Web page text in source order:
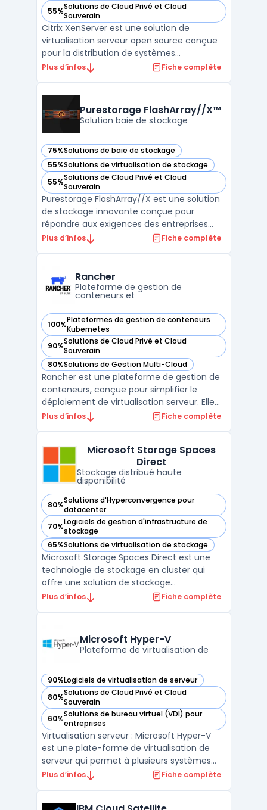
55%Solutions de Cloud Privé et Cloud
Souverain
— voir Citrix XenServer dans cette catégorie
Citrix XenServer est une solution de
virtualisation serveur open source conçue
pour la distribution de systèmes
d'exploitation dans un environnement
flexibilité, de manière rapide et efficace.
Avec Citrix XenServer, i ...
Plus d’infos Fiche complète
Purestorage FlashArray//X™
Solution baie de stockage
75%Solutions de baie de stockage
— voir Purestorage FlashArray//X™ dans cette catégorie
55%Solutions de virtualisation de stockage
— voir Purestorage FlashArray//X™ dans cette catégorie
55%Solutions de Cloud Privé et Cloud
Souverain
— voir Purestorage FlashArray//X™ dans cette catégorie
Purestorage FlashArray//X est une solution
de stockage innovante conçue pour
répondre aux exigences des entreprises
modernes. Il s'agit d'une baie de stockage
tout en restant simple d'utilisation. Cette
technologie permet de boost ...
Plus d’infos Fiche complète
Rancher
Plateforme de gestion de
conteneurs et
100%Plateformes de gestion de conteneurs
Kubernetes
— voir Rancher dans cette catégorie
90%Solutions de Cloud Privé et Cloud
Souverain
— voir Rancher dans cette catégorie
80%Solutions de Gestion Multi-Cloud
— voir Rancher dans cette catégorie
Rancher est une plateforme de gestion de
conteneurs, conçue pour simplifier le
déploiement de virtualisation serveur. Elle
offre des capacités de gestion multi-cloud,
de Docker et de Kubernetes. Rancher est
égal ...
Plus d’infos Fiche complète
Microsoft Storage Spaces
Direct
Stockage distribué haute
disponibilité
80%Solutions d'Hyperconvergence pour
datacenter
— voir Microsoft Storage Spaces Direct dans cette
70%Logiciels de gestion d'infrastructure de
stockage
— voir Microsoft Storage Spaces Direct dans cette
65%Solutions de virtualisation de stockage
— voir Microsoft Storage Spaces Direct dans cette
Microsoft Storage Spaces Direct est une
technologie de stockage en cluster qui
offre une solution de stockage
hyperconvergée pour les environnements
disques locaux disponibles sur chaque
nœud de cluster. Les données sont di ...
Plus d’infos Fiche complète
Microsoft Hyper-V
Plateforme de virtualisation de
90%Logiciels de virtualisation de serveur
— voir Microsoft Hyper-V dans cette catégorie
80%Solutions de Cloud Privé et Cloud
Souverain
— voir Microsoft Hyper-V dans cette catégorie
60%Solutions de bureau virtuel (VDI) pour
entreprises
— voir Microsoft Hyper-V dans cette catégorie
Virtualisation serveur : Microsoft Hyper-V
est une plate-forme de virtualisation de
serveur qui permet à plusieurs systèmes
d'exploitation de s'exécuter sur une seule
Plus d’infos Fiche complète